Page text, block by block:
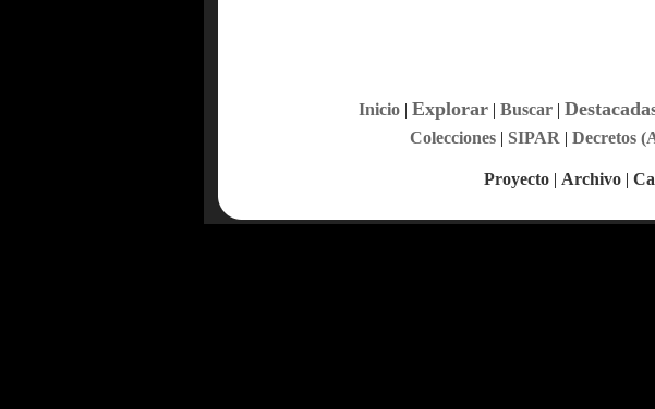
Inicio| Explorar| Buscar|
Colecciones| SIPAR | Decretos
Proyecto | Archivo |